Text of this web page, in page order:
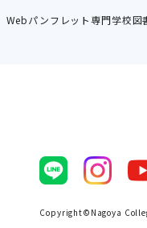
Webパンフレット専門学校図
Copyright©Nagoya